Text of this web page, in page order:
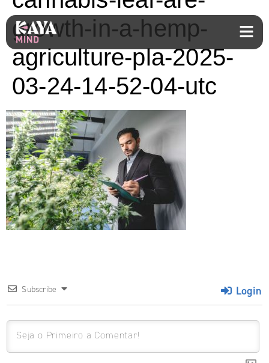
growth-in-a-hemp-
agriculture-pla-2025-
03-24-14-52-04-utc
Subscribe Login